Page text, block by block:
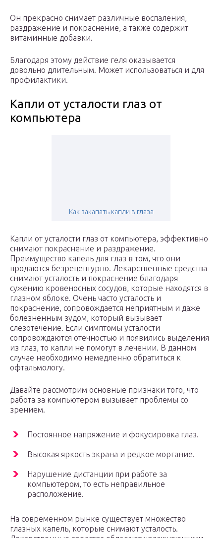
Он прекрасно снимает различные воспаления,
раздражение и покраснение, а также содержит
витаминные добавки.
Благодаря этому действие геля оказывается
довольно длительным. Может использоваться и для
профилактики.
Капли от усталости глаз от
компьютера
Как закапать капли в глаза
Капли от усталости глаз от компьютера, эффективно
снимают покраснение и раздражение.
Преимущество капель для глаз в том, что они
продаются безрецептурно. Лекарственные средства
снимают усталость и покраснение благодаря
сужению кровеносных сосудов, которые находятся в
глазном яблоке. Очень часто усталость и
покраснение, сопровождается неприятным и даже
болезненным зудом, который вызывает
слезотечение. Если симптомы усталости
сопровождаются отечностью и появились выделения
из глаз, то капли не помогут в лечении. В данном
случае необходимо немедленно обратиться к
офтальмологу.
Давайте рассмотрим основные признаки того, что
работа за компьютером вызывает проблемы со
зрением.
Постоянное напряжение и фокусировка глаз.
Высокая яркость экрана и редкое моргание.
Нарушение дистанции при работе за
компьютером, то есть неправильное
расположение.
На современном рынке существует множество
глазных капель, которые снимают усталость.